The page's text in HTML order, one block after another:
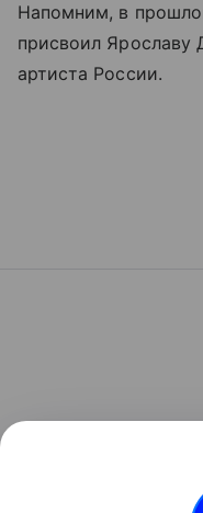
Напомним, в
присвоил Ярославу
артиста России.